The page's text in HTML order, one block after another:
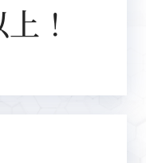
！